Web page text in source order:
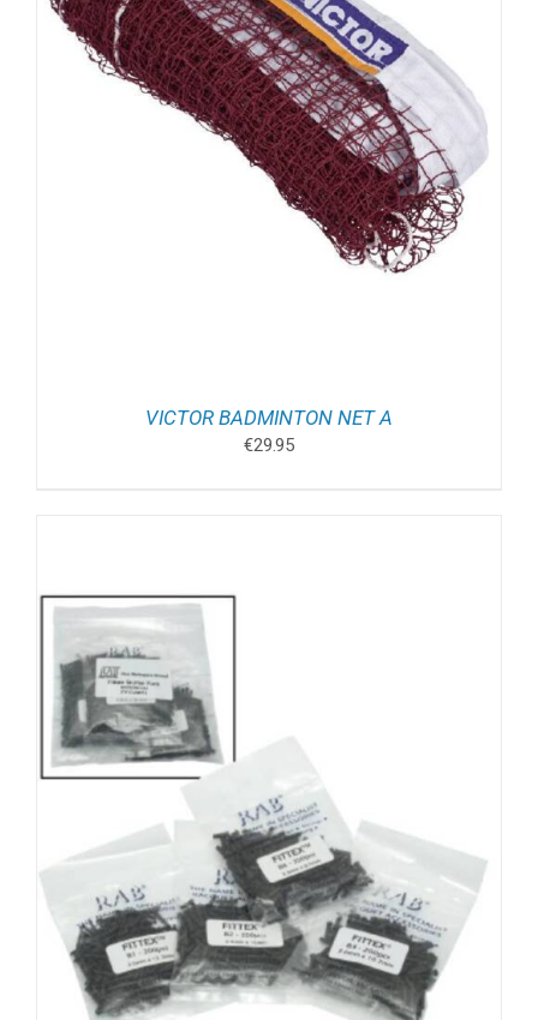
VICTOR BADMINTON NET A
€29.95